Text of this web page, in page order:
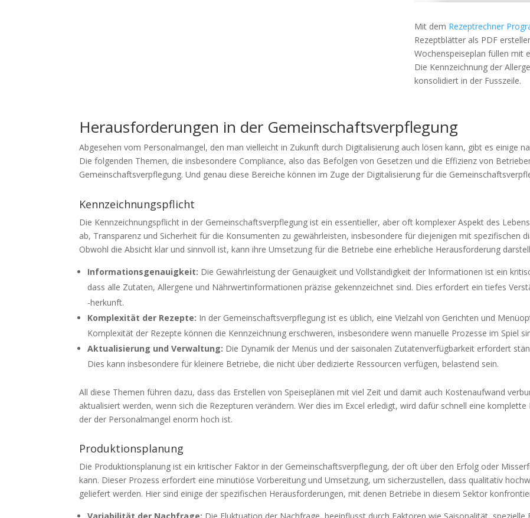
Mit dem Rezeptrechner
Rezeptblätter als PDF
Wochenspeiseplan füllen mit
Die Kennzeichnung der
konsolidiert in der Fusszeile.
Herausforderungen in der Gemeinschaftsverpflegung
Abgesehen vom Personalmangel, den man vielleicht in Zukunft durch Digitalisierung auch lösen kann, gibt es einige
Die folgenden Themen, die insbesondere Compliance, also das Befolgen von Gesetzen und die Effizienz von
Gemeinschaftsverpflegung. Und genau diese Bereiche können im Zuge der Digitalisierung für die
Kennzeichnungspflicht
Die Kennzeichnungspflicht in der Gemeinschaftsverpflegung ist ein essentieller, aber oft komplexer Aspekt des
ab, Transparenz und Sicherheit für die Konsumenten zu gewährleisten, insbesondere für diejenigen mit spezifischen
Obwohl die Absicht klar und sinnvoll ist, kann ihre Umsetzung für die Betriebe eine erhebliche Herausforderung
Informationsgenauigkeit: Die Gewährleistung der Genauigkeit und Vollständigkeit der Informationen ist ein
dass alle Zutaten, Allergene und Nährwertinformationen präzise gekennzeichnet sind. Dies erfordert ein tiefes
-herkunft.
Komplexität der Rezepte: In der Gemeinschaftsverpflegung ist es üblich, eine Vielzahl von Gerichten und
Komplexität der Rezepte können die Kennzeichnung erschweren, insbesondere wenn manuelle Prozesse im Spiel
Aktualisierung und Verwaltung: Die Dynamik der Menüs und der saisonalen Zutatenverfügbarkeit erfordert
Dies kann insbesondere für kleinere Betriebe, die nicht über dedizierte Ressourcen verfügen, belastend sein.
All diese Themen führen dazu, dass das Erstellen von Speiseplänen mit viel Zeit und damit auch Kostenaufwand
aktualisiert werden, wenn sich die Rezepturen verändern. Wer dies im Excel erledigt, wird dafür schnell eine
der der Personalmangel enorm hoch ist.
Produktionsplanung
Die Produktionsplanung ist ein kritischer Faktor in der Gemeinschaftsverpflegung, der oft über den Erfolg oder
kann. Dieser Prozess erfordert eine minutiöse Vorbereitung und Umsetzung, um sicherzustellen, dass qualitativ
geliefert werden. Hier sind einige der spezifischen Herausforderungen, mit denen Betriebe in diesem Sektor